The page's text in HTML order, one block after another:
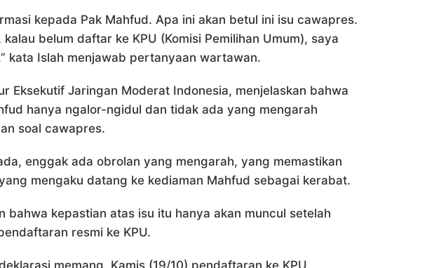
kepada Pak Mahfud. Apa ini akan betul ini isu cawapres.
belum daftar ke KPU (Komisi Pemilihan Umum), saya
kata Islah menjawab pertanyaan wartawan.
Eksekutif Jaringan Moderat Indonesia, menjelaskan bahwa
hanya ngalor-ngidul dan tidak ada yang mengarah
soal cawapres.
enggak ada obrolan yang mengarah, yang memastikan
mengaku datang ke kediaman Mahfud sebagai kerabat.
bahwa kepastian atas isu itu hanya akan muncul setelah
resmi ke KPU.
memang, Kamis (19/10) pendaftaran ke KPU.